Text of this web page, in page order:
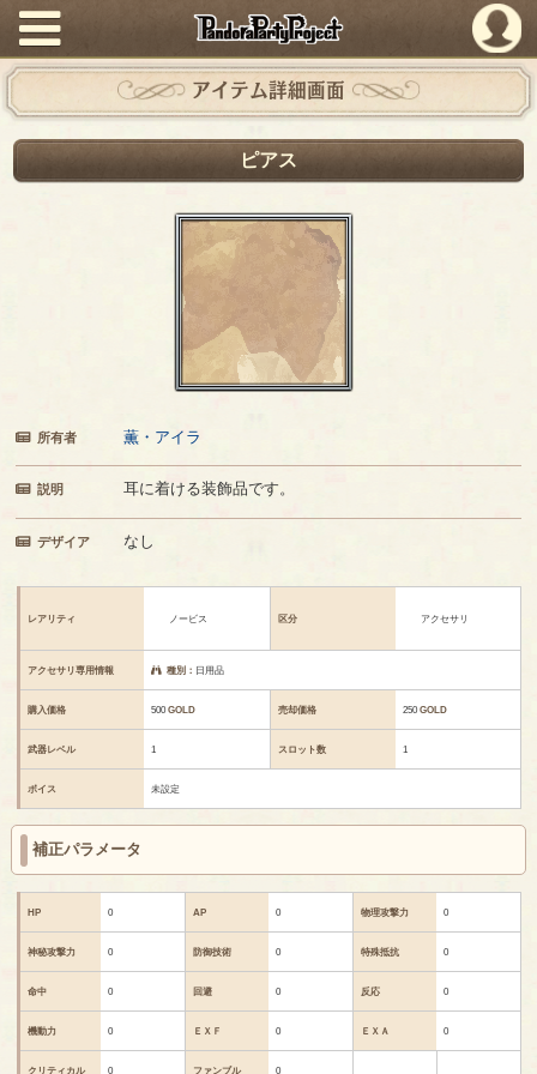
PandoraPartyProject
アイテム詳細画面
ピアス
所有者 薫・アイラ
説明 耳に着ける装飾品です。
デザイア なし
レアリティ ノービス 区分 アクセサリ
アクセサリ専用情報 種別： 日用品
購入価格 500GOLD 売却価格 250GOLD
武器レベル 1 スロット数 1
ボイス 未設定
補正パラメータ
HP 0 AP 0 物理攻撃力 0
神秘攻撃力 0 防御技術 0 特殊抵抗 0
命中 0 回避 0 反応 0
機動力 0 ＥＸＦ 0 ＥＸＡ 0
クリティカル 0 ファンブル 0